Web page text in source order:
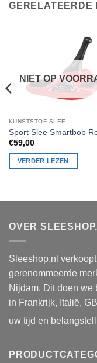
GERELATEERDE
NIET OP
KUNSTSTOF SLEE
Sport Slee Smartbob
€59,00
VERDER LEZEN
OVER
Sleeshop.nl
gerenommeerde
Nijdam. Dit doen
in Frankrijk, Italië,
uw tijd en